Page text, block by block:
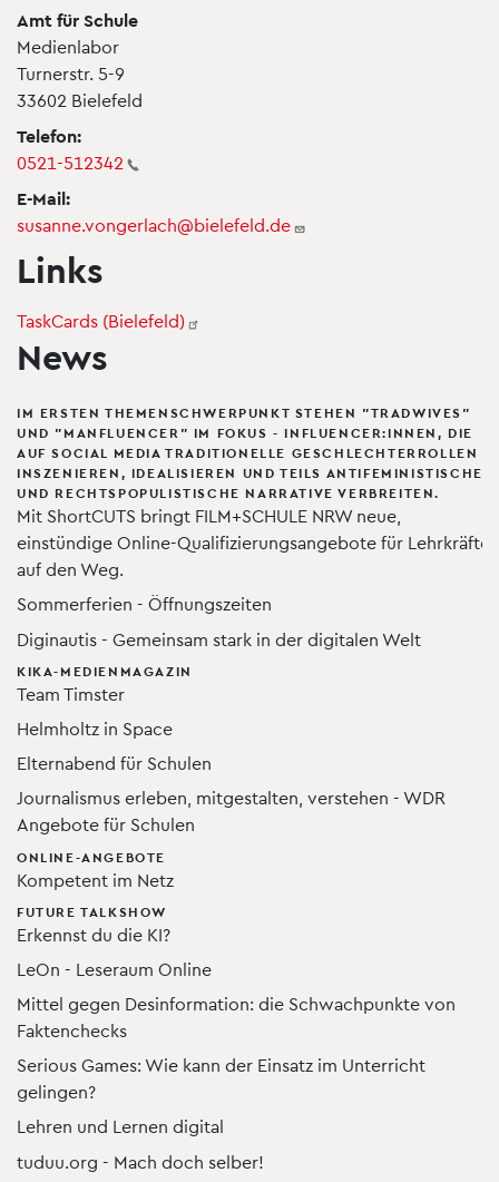
Amt für Schule
Medienlabor
Turnerstr. 5-9
33602 Bielefeld
Telefon:
0521-512342
E-Mail:
susanne.vongerlach@bielefeld.de
Links
TaskCards (Bielefeld)
News
IM ERSTEN THEMENSCHWERPUNKT STEHEN "TRADWIVES"
UND "MANFLUENCER" IM FOKUS - INFLUENCER:INNEN, DIE
AUF SOCIAL MEDIA TRADITIONELLE GESCHLECHTERROLLEN
INSZENIEREN, IDEALISIEREN UND TEILS ANTIFEMINISTISCHE
UND RECHTSPOPULISTISCHE NARRATIVE VERBREITEN.
Mit ShortCUTS bringt FILM+SCHULE NRW neue,
einstündige Online-Qualifizierungsangebote für Lehrkräfte
auf den Weg.
Sommerferien - Öffnungszeiten
Diginautis - Gemeinsam stark in der digitalen Welt
KIKA-MEDIENMAGAZIN
Team Timster
Helmholtz in Space
Elternabend für Schulen
Journalismus erleben, mitgestalten, verstehen - WDR
Angebote für Schulen
ONLINE-ANGEBOTE
Kompetent im Netz
FUTURE TALKSHOW
Erkennst du die KI?
LeOn - Leseraum Online
Mittel gegen Desinformation: die Schwachpunkte von
Faktenchecks
Serious Games: Wie kann der Einsatz im Unterricht
gelingen?
Lehren und Lernen digital
tuduu.org - Mach doch selber!